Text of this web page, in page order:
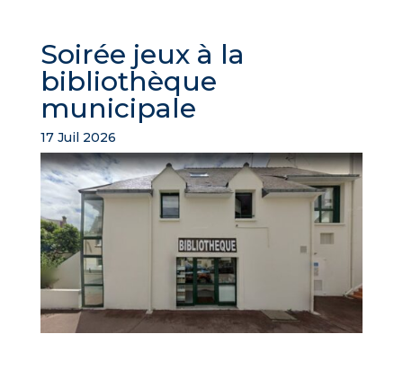
Soirée jeux à la
bibliothèque
municipale
17 Juil 2026